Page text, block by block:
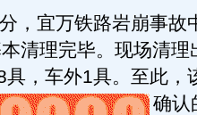
宜万铁路岩崩事故
清理完毕。现场清理
，车外1具。 至此，
确认